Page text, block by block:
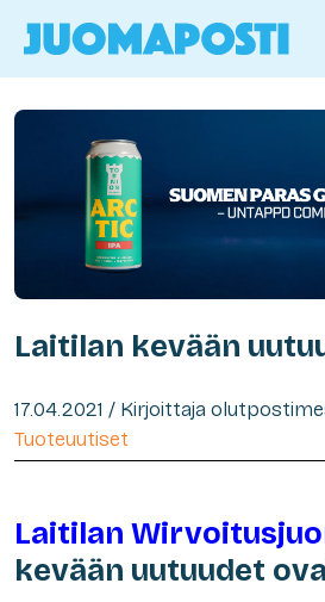
Laitilan kevään
17.04.2021 / Kirjoittaja
Tuoteuutiset
Laitilan
kevään uutuudet